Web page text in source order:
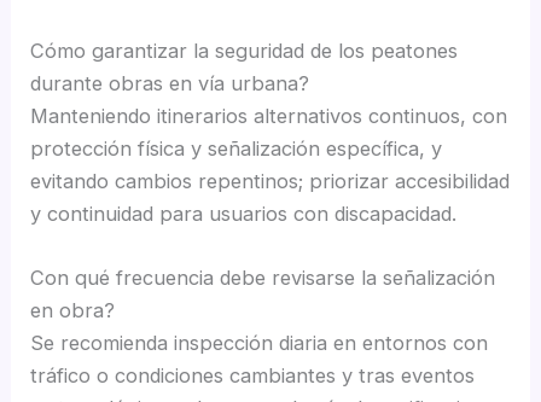
Cómo garantizar la seguridad de los peatones
durante obras en vía urbana?
Manteniendo itinerarios alternativos continuos, con
protección física y señalización específica, y
evitando cambios repentinos; priorizar accesibilidad
y continuidad para usuarios con discapacidad.
Con qué frecuencia debe revisarse la señalización
en obra?
Se recomienda inspección diaria en entornos con
tráfico o condiciones cambiantes y tras eventos